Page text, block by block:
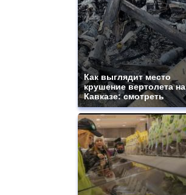
Как выглядит место
крушение вертолета на
Кавказе: смотреть